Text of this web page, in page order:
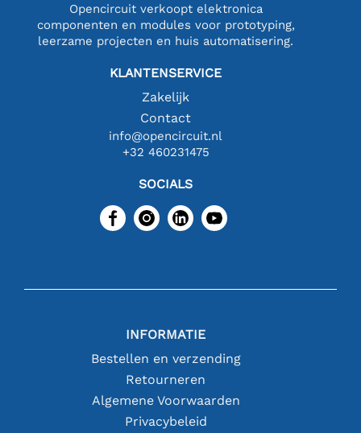
Opencircuit verkoopt elektronica
componenten en modules voor prototyping,
leerzame projecten en huis automatisering.
KLANTENSERVICE
Zakelijk
Contact
info@opencircuit.nl
+32 460231475
SOCIALS
INFORMATIE
Bestellen en verzending
Retourneren
Algemene Voorwaarden
Privacybeleid